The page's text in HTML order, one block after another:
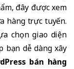
đây được xem
hàng trực tuyến.
chọn giao diện
bạn dễ dàng xây
bán hàng